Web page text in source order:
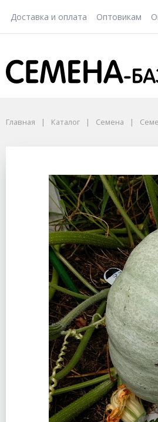
Доставка и оплата Оптовикам
Главная Каталог Семена